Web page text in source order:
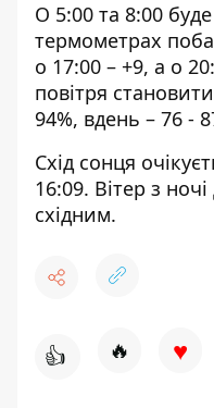
О 5:00 та 8:00
термометрах
о 17:00 – +9, а о
повітря
94%, вдень – 76 -
Схід сонця
16:09. Вітер з
східним.
👍 🔥 ♥